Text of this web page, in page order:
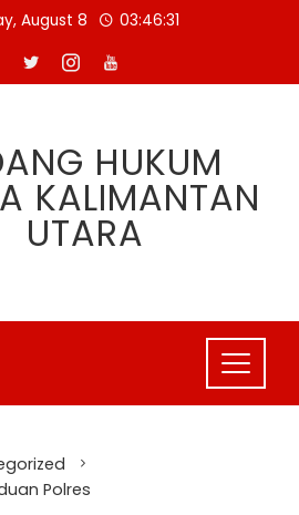
August 8 03:46:32
HUKUM
KALIMANTAN
UTARA
Polres